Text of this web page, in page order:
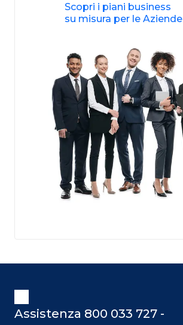
Scopri i piani business
su misura per le Aziende
Assistenza 800 033 727 -